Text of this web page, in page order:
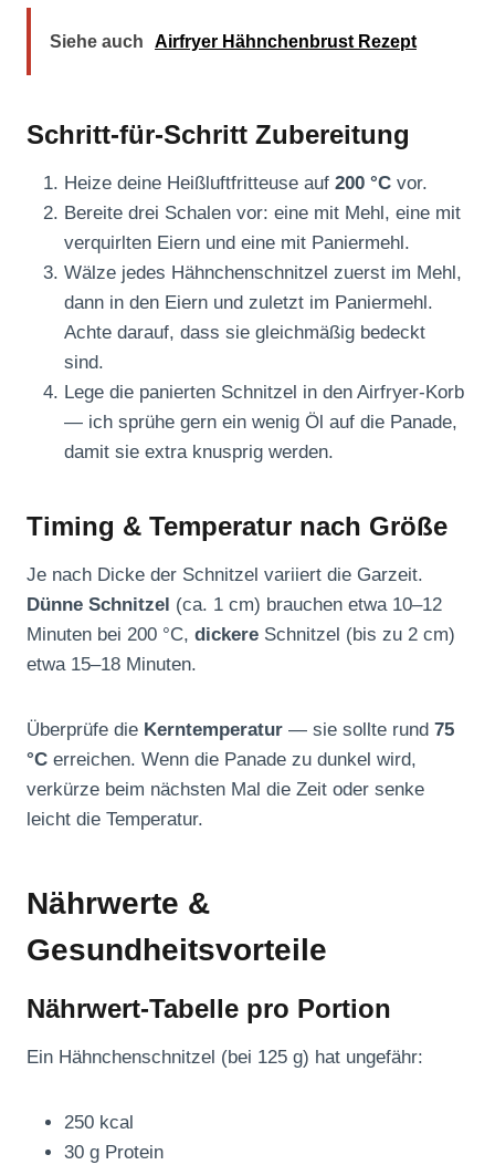
Siehe auch Airfryer Hähnchenbrust Rezept
Schritt-für-Schritt Zubereitung
Heize deine Heißluftfritteuse auf 200 °C vor.
Bereite drei Schalen vor: eine mit Mehl, eine mit
verquirlten Eiern und eine mit Paniermehl.
Wälze jedes Hähnchenschnitzel zuerst im Mehl,
dann in den Eiern und zuletzt im Paniermehl.
Achte darauf, dass sie gleichmäßig bedeckt
sind.
Lege die panierten Schnitzel in den Airfryer-Korb
— ich sprühe gern ein wenig Öl auf die Panade,
damit sie extra knusprig werden.
Timing & Temperatur nach Größe
Je nach Dicke der Schnitzel variiert die Garzeit.
Dünne Schnitzel (ca. 1 cm) brauchen etwa 10–12
Minuten bei 200 °C, dickere Schnitzel (bis zu 2 cm)
etwa 15–18 Minuten.
Überprüfe die Kerntemperatur — sie sollte rund 75
°C erreichen. Wenn die Panade zu dunkel wird,
verkürze beim nächsten Mal die Zeit oder senke
leicht die Temperatur.
Nährwerte &
Gesundheitsvorteile
Nährwert-Tabelle pro Portion
Ein Hähnchenschnitzel (bei 125 g) hat ungefähr:
250 kcal
30 g Protein